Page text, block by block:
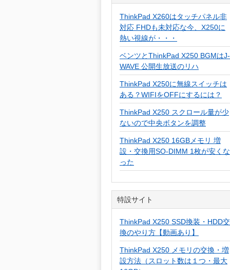
ThinkPad X260はタッチパネル非
対応 FHDも未対応な今、X250に
熱い視線が・・・
ベンツとThinkPad X250 BGMはJ-
WAVE 公開生放送のリハ
ThinkPad X250に無線スイッチは
ある？WIFIをOFFにするには？
ThinkPad X250 スクロール量が少
ないので中央ボタンを調整
ThinkPad X250 16GBメモリ 増
設・交換用SO-DIMM 1枚が安くな
った
特設サイト
ThinkPad X250 SSD換装・HDD交
換のやり方【動画あり】
ThinkPad X250 メモリの交換・増
設方法（スロット数は１つ・最大